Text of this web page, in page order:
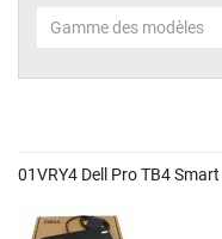
Gamme des modèles
01VRY4 Dell Pro TB4